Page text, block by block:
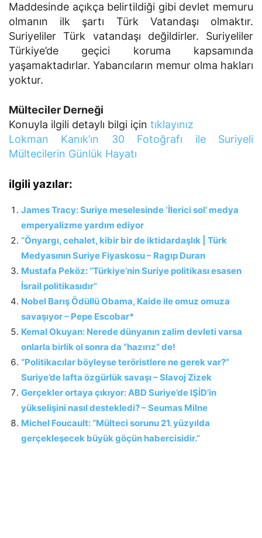
Maddesinde açıkça belirtildiği gibi devlet memuru
olmanın ilk şartı Türk Vatandaşı olmaktır.
Suriyeliler Türk vatandaşı değildirler. Suriyeliler
Türkiye’de geçici koruma kapsamında
yaşamaktadırlar. Yabancıların memur olma hakları
yoktur.
Mülteciler Derneği
Konuyla ilgili detaylı bilgi için tıklayınız
Lokman Kanık’ın 30 Fotoğrafı ile Suriyeli
Mültecilerin Günlük Hayatı
ilgili yazılar:
James Tracy: Suriye meselesinde ‘İlerici sol’ medya
emperyalizme yardım ediyor
“Önyargı, cehalet, kibir bir de iktidardaşlık | Türk
Medyasının Suriye Fiyaskosu – Ragıp Duran
Mustafa Peköz: “Türkiye’nin Suriye politikası esasen
İsrail politikasıdır”
Nobel Barış Ödüllü Obama, Kaide ile omuz omuza
savaşıyor – Pepe Escobar*
Kemal Okuyan: Nerede dünyanın zalim devleti varsa
onlarla birlik ol sonra da “hazırız” de!
“Politikacılar böyleyse teröristlere ne gerek var?”
Suriye’de lafta özgürlük savaşı – Slavoj Zizek
Gerçekler ortaya çıkıyor: ABD Suriye’de IŞİD’in
yükselişini nasıl destekledi? – Seumas Milne
Michel Foucault: “Mülteci sorunu 21. yüzyılda
gerçekleşecek büyük göçün habercisidir.”